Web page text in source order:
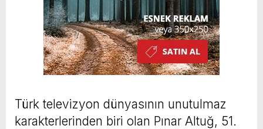
Türk televizyon dünyasının unutulmaz
karakterlerinden biri olan Pınar Altuğ, 51.